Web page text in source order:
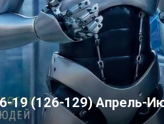
19 (126-129) Апрель-